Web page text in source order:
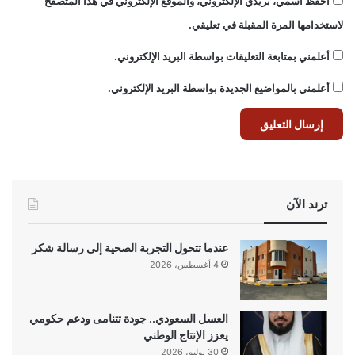
لاستخدامها المرة المقبلة في تعليقي.
أعلمني بمتابعة التعليقات بواسطة البريد الإلكتروني.
أعلمني بالمواضيع الجديدة بواسطة البريد الإلكتروني.
ترند الآن
عندما تتحول التجربة الصحية إلى رسالة شكر
4 أغسطس، 2026
العسل السعودي.. جودة تتنامى ودعم حكومي
يعزز الإنتاج الوطني
30 يوليو، 2026